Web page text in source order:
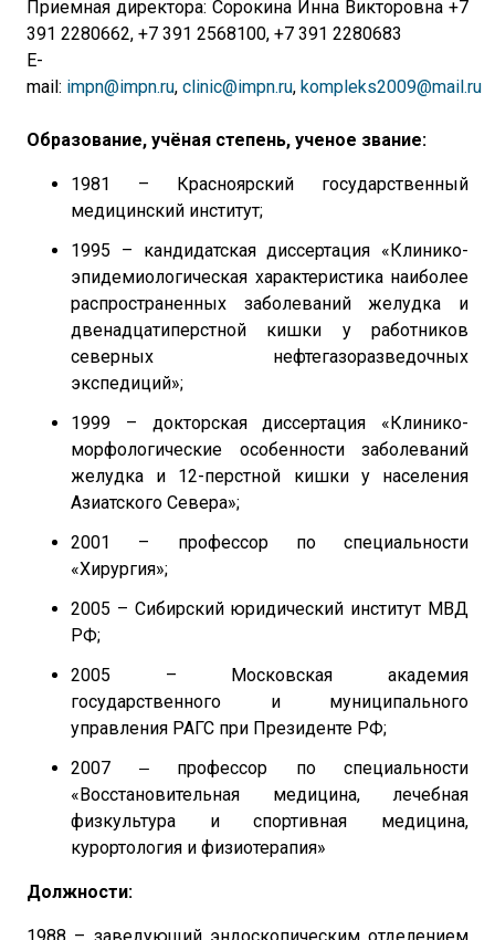
Приемная директора: Сорокина Инна Викторовна +7
391 2280662, +7 391 2568100, +7 391 2280683
E-
mail: impn@impn.ru, clinic@impn.ru, kompleks2009@mail.ru
Образование, учёная степень, ученое звание:
1981 – Красноярский государственный
медицинский институт;
1995 – кандидатская диссертация «Клинико-
эпидемиологическая характеристика наиболее
распространенных заболеваний желудка и
двенадцатиперстной кишки у работников
северных нефтегазоразведочных
экспедиций»;
1999 – докторская диссертация «Клинико-
морфологические особенности заболеваний
желудка и 12-перстной кишки у населения
Азиатского Севера»;
2001 – профессор по специальности
«Хирургия»;
2005 – Сибирский юридический институт МВД
РФ;
2005 – Московская академия
государственного и муниципального
управления РАГС при Президенте РФ;
2007 ‒ профессор по специальности
«Восстановительная медицина, лечебная
физкультура и спортивная медицина,
курортология и физиотерапия»
Должности: